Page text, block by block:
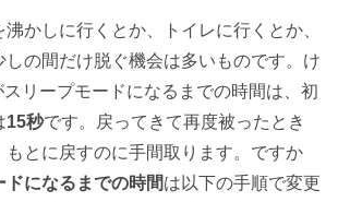
かしに行くとか、トイレに行くとか、
しの間だけ脱ぐ機会は多いものです。け
リープモードになるまでの時間は、初
15秒です。戻ってきて再度被ったとき
もとに戻すのに手間取ります。ですか
ドになるまでの時間は以下の手順で変更